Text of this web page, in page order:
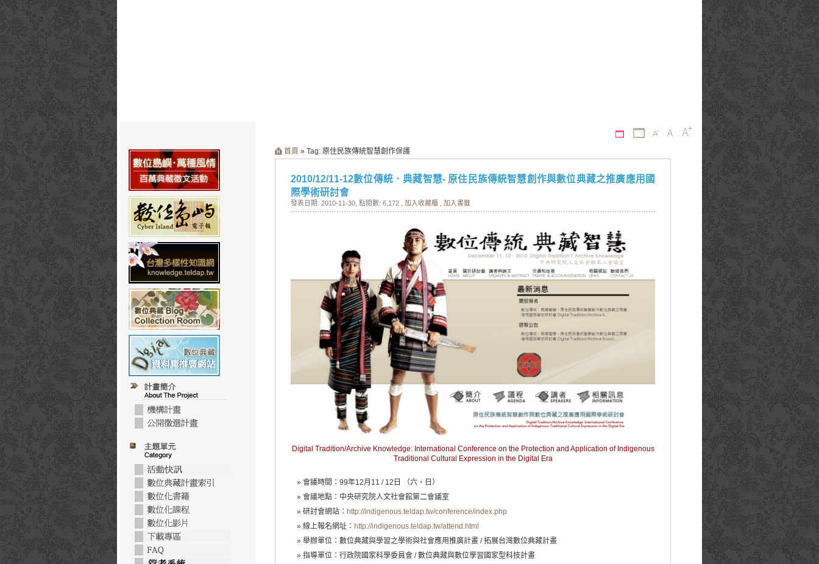
首頁 » Tag: 原住民族傳統智慧創作保護
2010/12/11-12數位傳統．典藏智慧- 原住民族傳統智慧創作與數位典藏之推廣應用國
際學術研討會
發表日期: 2010-11-30 , 點閱數: 6,172 , 加入收藏櫃 加入書籤
Digital Tradition/Archive Knowledge: International Conference on the Protection and Application of Indigenous
Traditional Cultural Expression in the Digital Era
會議時間：99年12月11 / 12日 （六、日）
會議地點：中央研究院人文社會館第二會議室
研討會網站： http://indigenous.teldap.tw/conference/index.php
線上報名網址： http://indigenous.teldap.tw/attend.html
舉辦單位：數位典藏與學習之學術與社會應用推廣計畫 / 拓展台灣數位典藏計畫
指導單位：行政院國家科學委員會 / 數位典藏與數位學習國家型科技計畫